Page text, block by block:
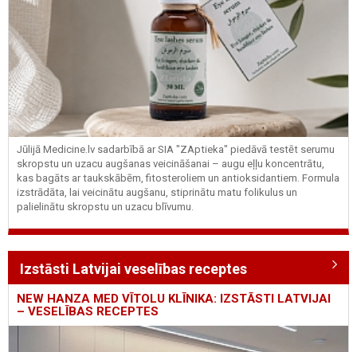
Jūlijā Medicine.lv sadarbībā ar SIA "ZAptieka" piedāvā testēt serumu
skropstu un uzacu augšanas veicināšanai – augu eļļu koncentrātu,
kas bagāts ar taukskābēm, fitosteroliem un antioksidantiem. Formula
izstrādāta, lai veicinātu augšanu, stiprinātu matu folikulus un
palielinātu skropstu un uzacu blīvumu.
Izstāsti Latvijai veselības receptes
NEW HANZA MED VĪTOLU KLĪNIKA: IZSTĀSTI LATVIJAI
– VESELĪBAS RECEPTES